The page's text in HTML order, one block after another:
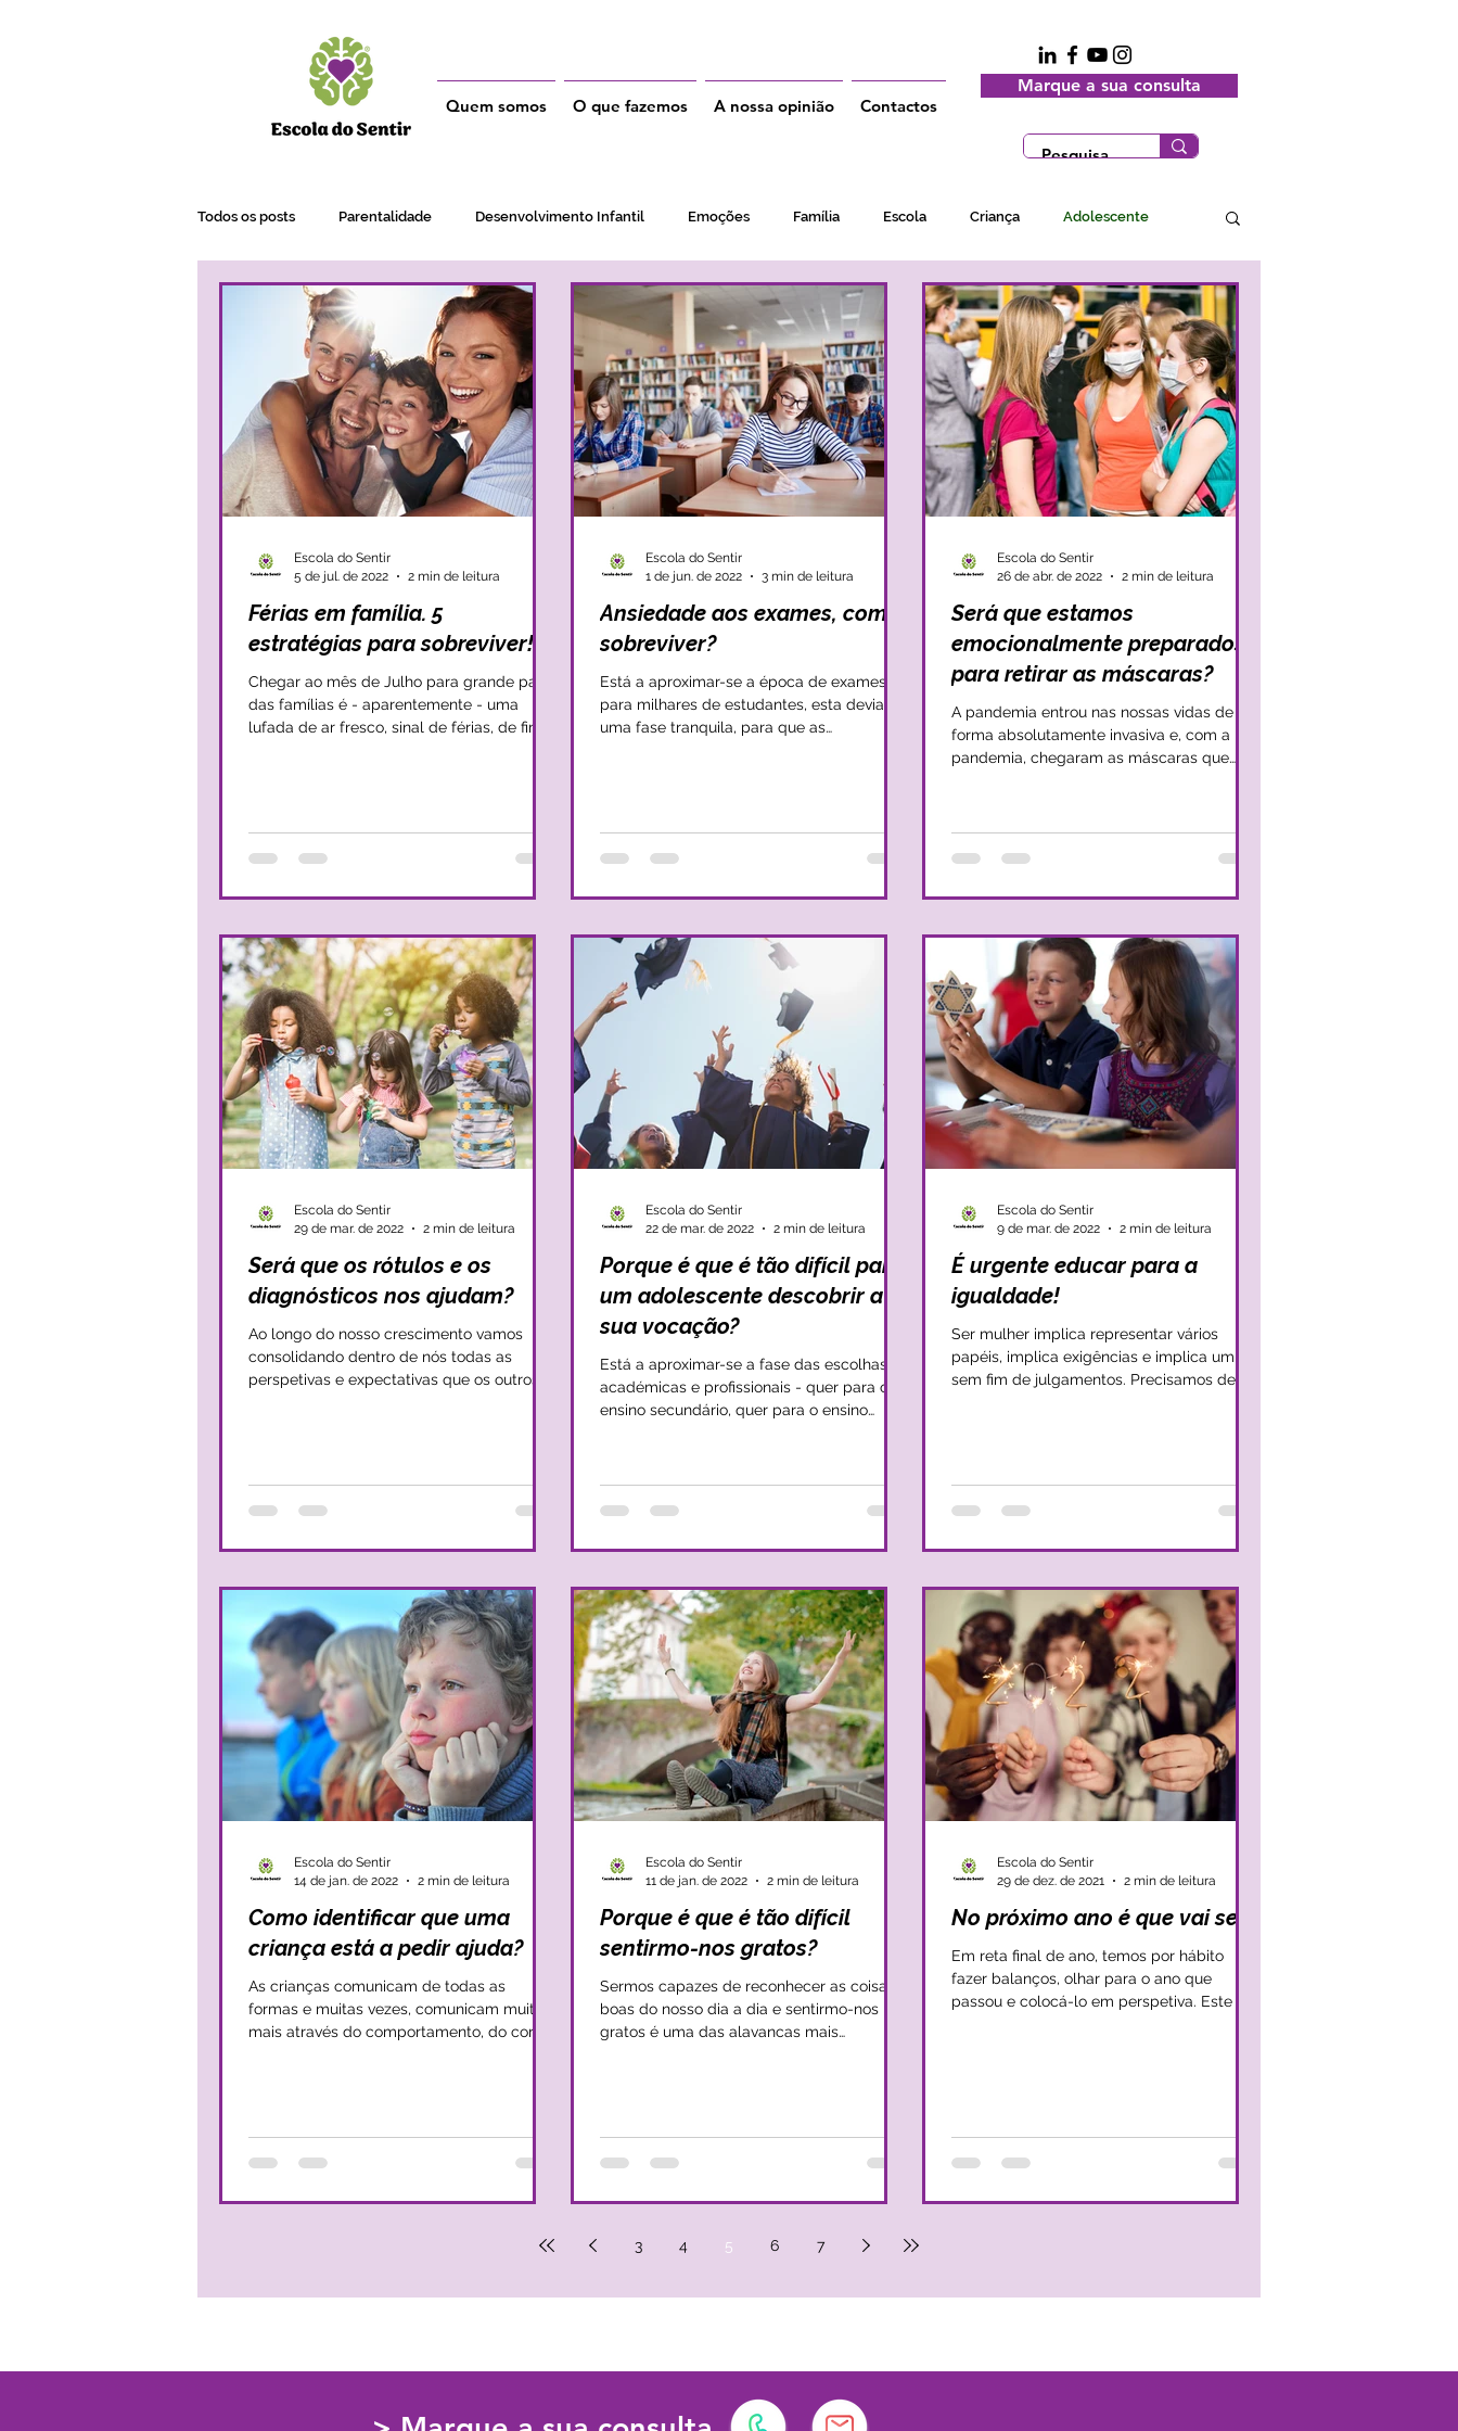
Quem somos O que fazemos A nossa opinião Contactos
Marque a sua consulta
Todos os posts Parentalidade Desenvolvimento Infantil Emoções Família Escola Criança Adolescente
Férias em família. 5
estratégias para sobreviver!
Chegar ao mês de Julho para grande parte
das famílias é - aparentemente - uma
lufada de ar fresco, sinal de férias, de fim
Escola do Sentir
5 de jul. de 2022
2 min de leitura
Ansiedade aos exames, como
sobreviver?
Está a aproximar-se a época de exames
para milhares de estudantes, esta devia ser
uma fase tranquila, para que as
Escola do Sentir
1 de jun. de 2022
3 min de leitura
Será que estamos
emocionalmente preparados
para retirar as máscaras?
A pandemia entrou nas nossas vidas de
forma absolutamente invasiva e, com a
pandemia, chegaram as máscaras que
Escola do Sentir
26 de abr. de 2022
2 min de leitura
Será que os rótulos e os
diagnósticos nos ajudam?
Ao longo do nosso crescimento vamos
consolidando dentro de nós todas as
perspetivas e expectativas que os outros
Escola do Sentir
29 de mar. de 2022
2 min de leitura
Porque é que é tão difícil para
um adolescente descobrir a
sua vocação?
Está a aproximar-se a fase das escolhas
académicas e profissionais - quer para o
ensino secundário, quer para o ensino
Escola do Sentir
22 de mar. de 2022
2 min de leitura
É urgente educar para a
igualdade!
Ser mulher implica representar vários
papéis, implica exigências e implica um
sem fim de julgamentos. Precisamos de
Escola do Sentir
9 de mar. de 2022
2 min de leitura
Como identificar que uma
criança está a pedir ajuda?
As crianças comunicam de todas as
formas e muitas vezes, comunicam muito
mais através do comportamento, do corpo
Escola do Sentir
14 de jan. de 2022
2 min de leitura
Porque é que é tão difícil
sentirmo-nos gratos?
Sermos capazes de reconhecer as coisas
boas do nosso dia a dia e sentirmo-nos
gratos é uma das alavancas mais
Escola do Sentir
11 de jan. de 2022
2 min de leitura
No próximo ano é que vai ser!
Em reta final de ano, temos por hábito
fazer balanços, olhar para o ano que
passou e colocá-lo em perspetiva. Este é o
Escola do Sentir
29 de dez. de 2021
2 min de leitura
3 4 5 6 7